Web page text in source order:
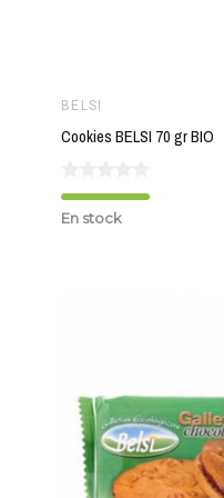
BELSI
Cookies BELSI 70 gr BIO
En stock